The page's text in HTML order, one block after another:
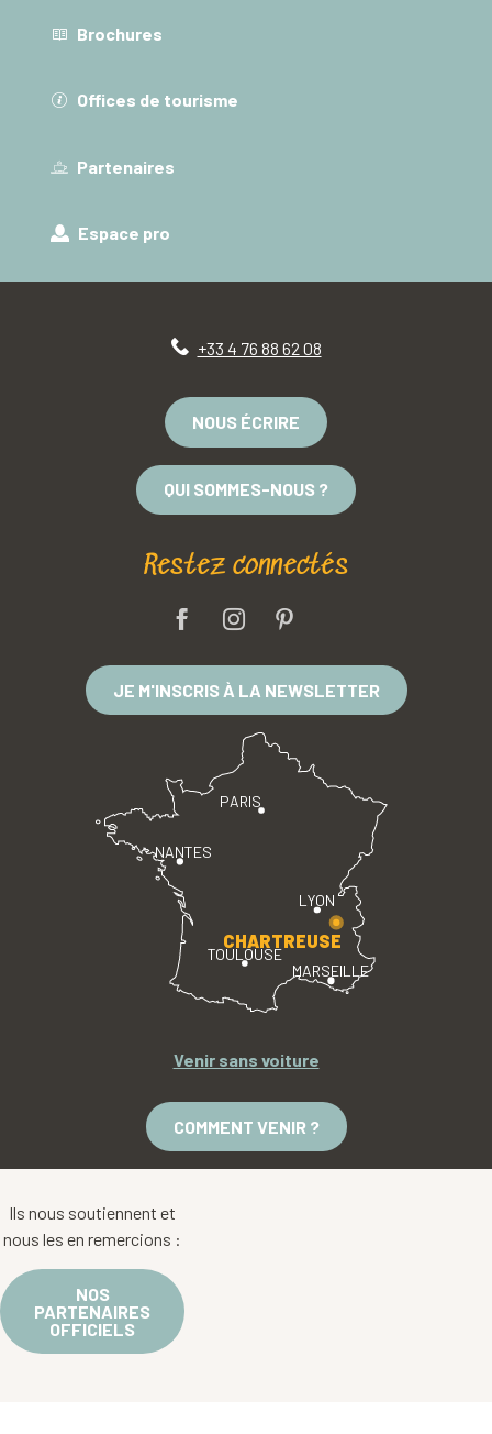
Brochures
Offices de tourisme
Partenaires
Espace pro
+33 4 76 88 62 08
NOUS ÉCRIRE
QUI SOMMES-NOUS ?
Restez connectés
JE M'INSCRIS À LA NEWSLETTER
PARIS
LYON
TOULOUSE
MARSEILLE
NANTES
CHARTREUSE
Venir sans voiture
COMMENT VENIR ?
Ils nous soutiennent et
nous les en remercions :
NOS
PARTENAIRES
OFFICIELS